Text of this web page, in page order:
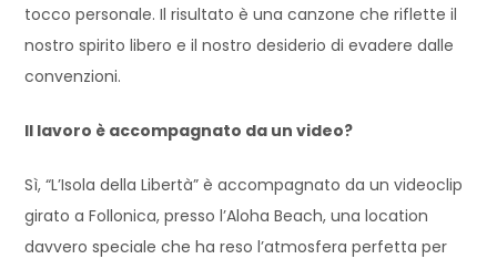
tocco personale. Il risultato è una canzone che riflette il
nostro spirito libero e il nostro desiderio di evadere dalle
convenzioni.
Il lavoro è accompagnato da un video?
Sì, “L’Isola della Libertà” è accompagnato da un videoclip
girato a Follonica, presso l’Aloha Beach, una location
davvero speciale che ha reso l’atmosfera perfetta per